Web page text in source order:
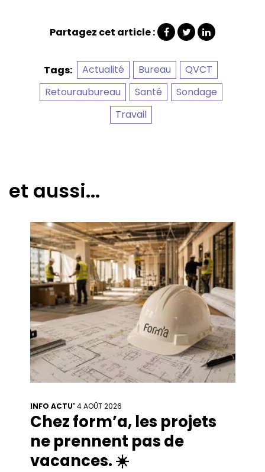
Partagez cet article :
Tags: Actualité Bureau
QVCT
Retouraubureau
Santé
Sondage
Travail
et aussi...
INFO ACTU'4 AOÛT 2026
Chez form’a, les projets
ne prennent pas de
vacances. ☀️